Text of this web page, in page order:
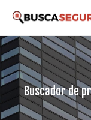
Buscador de